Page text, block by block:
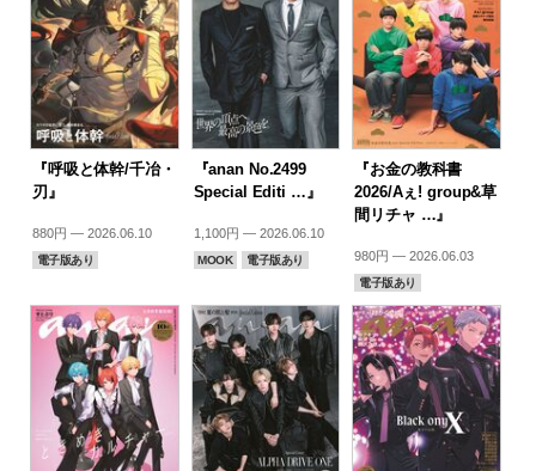
『呼吸と体幹/千冶・
刃』
880円 — 2026.06.10
電子版あり
『anan No.2499
Special Editi …』
1,100円 — 2026.06.10
MOOK 電子版あり
『お金の教科書
2026/Aぇ! group&草
間リチャ …』
980円 — 2026.06.03
電子版あり